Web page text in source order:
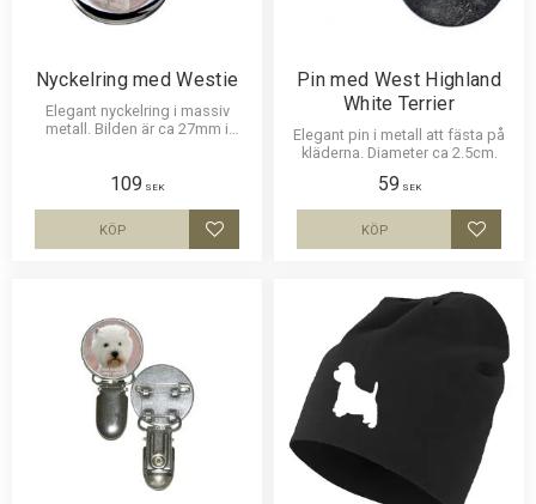
Nyckelring med Westie
Elegant nyckelring i massiv
metall. Bilden är ca 27mm i
djup i bilden.
109 SEK
Lägg till i favoriter
KÖP
Pin med West Highland
White Terrier
Elegant pin i metall att fästa på
kläderna. Diameter ca 2.5cm.
59 SEK
Lägg
KÖP